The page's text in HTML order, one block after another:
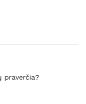
praverčia?